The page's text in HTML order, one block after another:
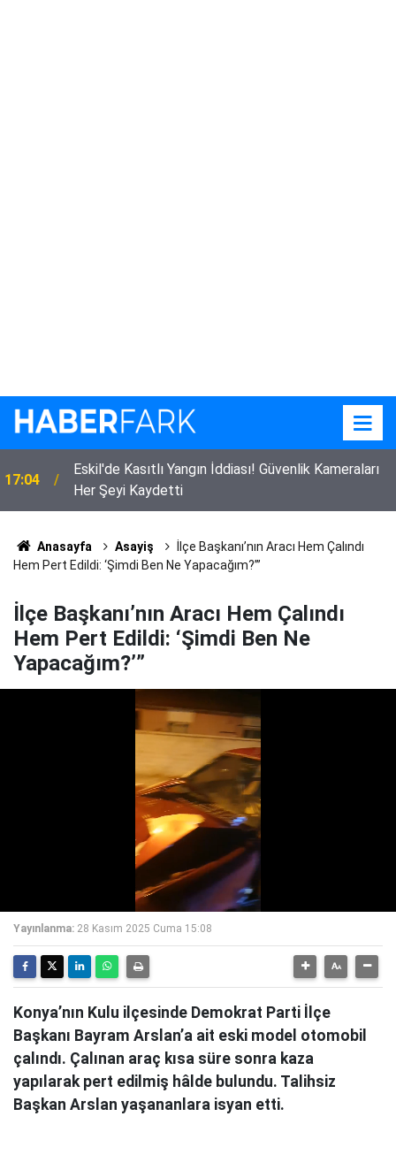
17:04
Eskil'de Kasıtlı Yangın İddiası! Güvenlik Kameraları
Her Şeyi Kaydetti
Anasayfa Asayiş
İlçe Başkanı’nın Aracı Hem Çalındı
Hem Pert Edildi: ‘Şimdi Ben Ne Yapacağım?’”
İlçe Başkanı’nın Aracı Hem Çalındı
Hem Pert Edildi: ‘Şimdi Ben Ne
Yapacağım?’”
Yayınlanma: 28 Kasım 2025 Cuma 15:08
Konya’nın Kulu ilçesinde Demokrat Parti İlçe
Başkanı Bayram Arslan’a ait eski model otomobil
çalındı. Çalınan araç kısa süre sonra kaza
yapılarak pert edilmiş hâlde bulundu. Talihsiz
Başkan Arslan yaşananlara isyan etti.